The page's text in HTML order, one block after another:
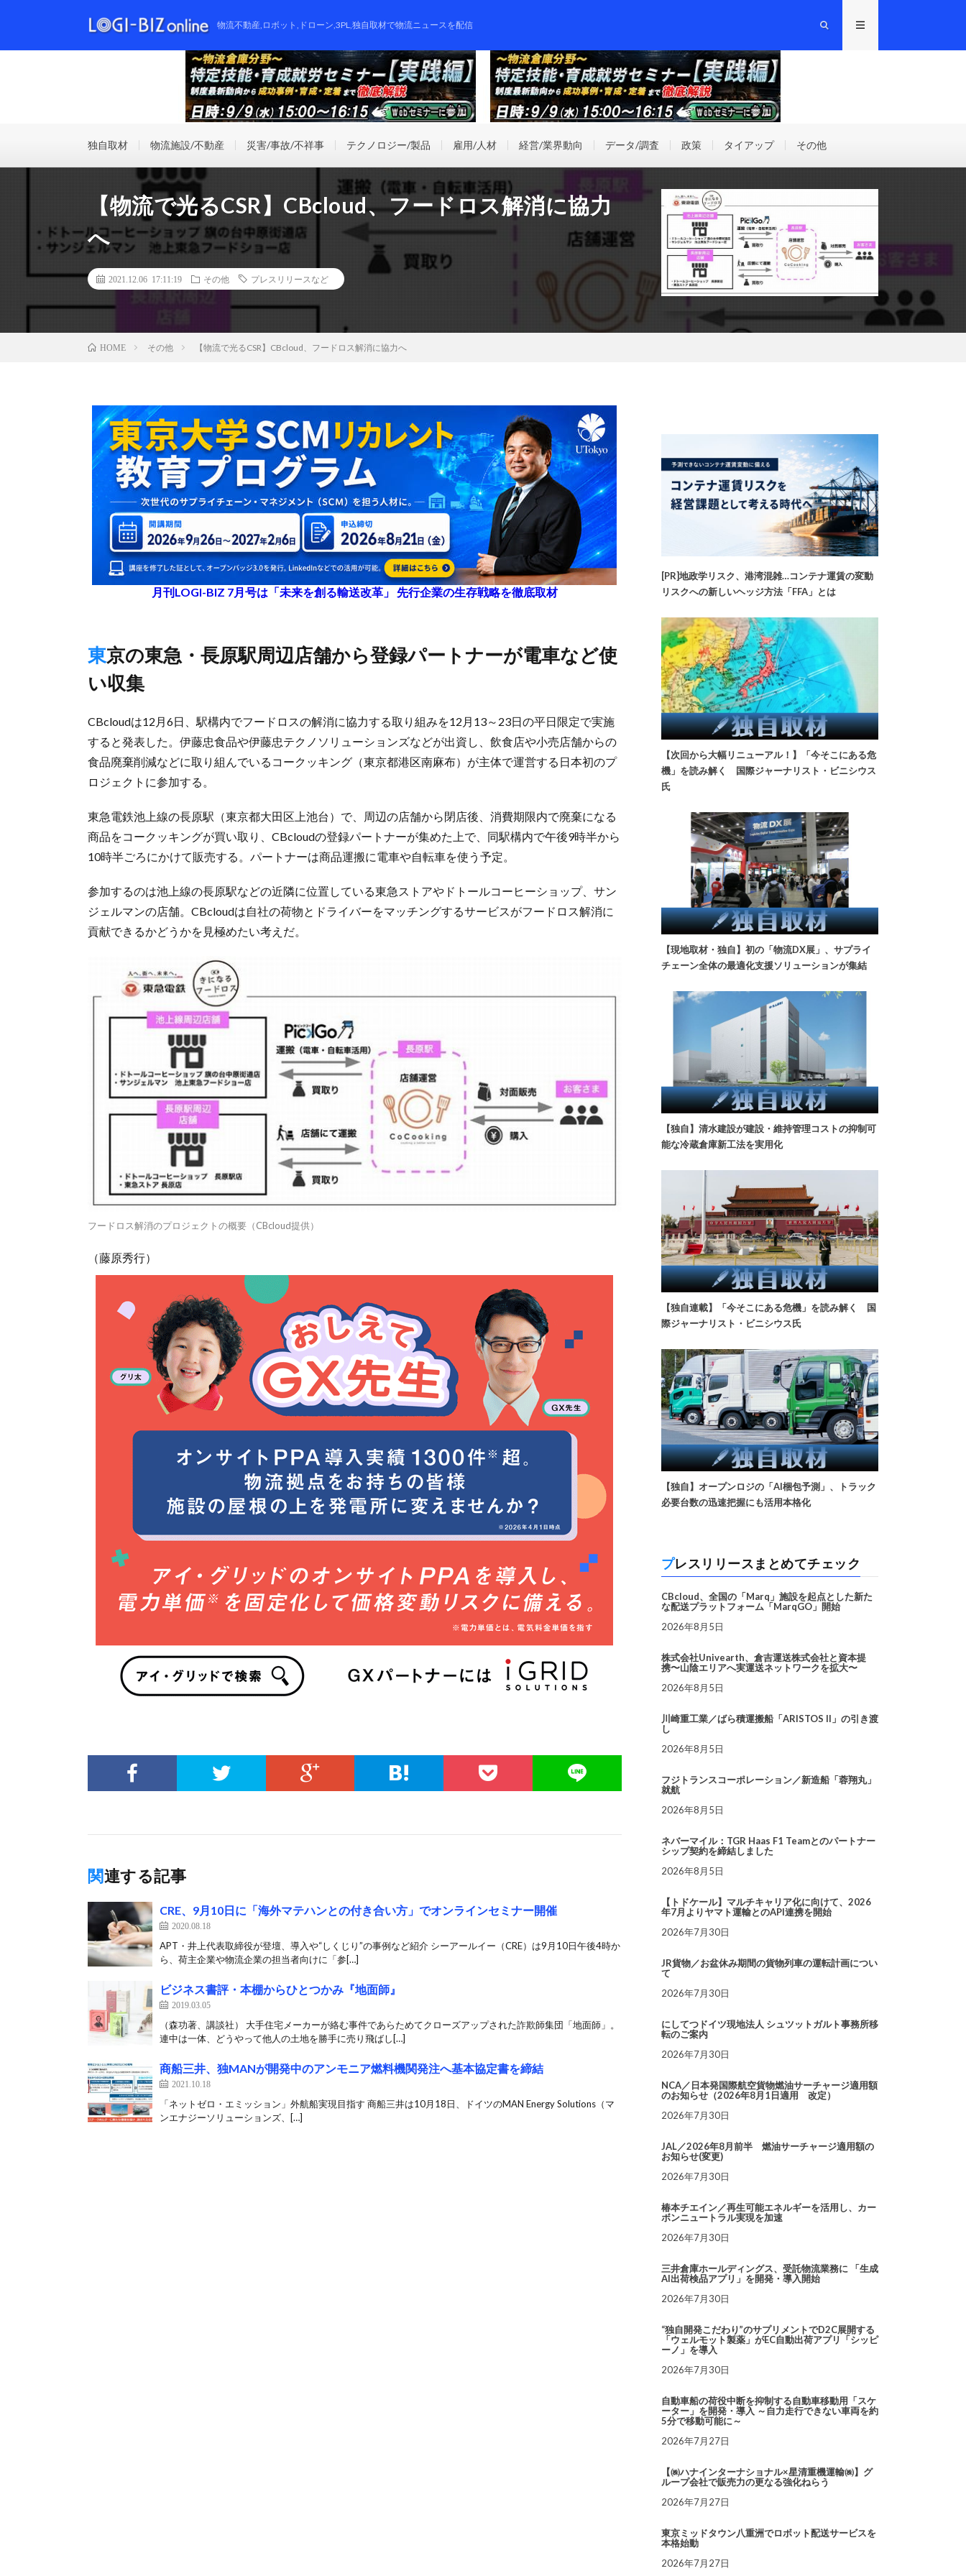
物流不動産,ロボット,ドローン,3PL,独自取材で物流ニュースを配信
独自取材 物流施設/不動産 災害/事故/不祥事 テクノロジー/製品 雇用/人材 経営/業界動向 データ/調査 政策 タイアップ その他
【物流で光るCSR】CBcloud、フードロス解消に協力
へ
2021.12.06 17:11:19 その他 プレスリリースなど
HOME その他 【物流で光るCSR】CBcloud、フードロス解消に協力へ
月刊LOGI-BIZ 7月号は「未来を創る輸送改革」 先行企業の生存戦略を徹底取材
東京の東急・長原駅周辺店舗から登録パートナーが電車など使
い収集
CBcloudは12月6日、駅構内でフードロスの解消に協力する取り組みを12月13～23日の平日限定で実施
すると発表した。伊藤忠食品や伊藤忠テクノソリューションズなどが出資し、飲食店や小売店舗からの
食品廃棄削減などに取り組んでいるコークッキング（東京都港区南麻布）が主体で運営する日本初のプ
ロジェクトに参加する。
東急電鉄池上線の長原駅（東京都大田区上池台）で、周辺の店舗から閉店後、消費期限内で廃棄になる
商品をコークッキングが買い取り、CBcloudの登録パートナーが集めた上で、同駅構内で午後9時半から
10時半ごろにかけて販売する。パートナーは商品運搬に電車や自転車を使う予定。
参加するのは池上線の長原駅などの近隣に位置している東急ストアやドトールコーヒーショップ、サン
ジェルマンの店舗。CBcloudは自社の荷物とドライバーをマッチングするサービスがフードロス解消に
貢献できるかどうかを見極めたい考えだ。
フードロス解消のプロジェクトの概要（CBcloud提供）
（藤原秀行）
関連する記事
CRE、9月10日に「海外マテハンとの付き合い方」でオンラインセミナー開催
2020.08.18
APT・井上代表取締役が登壇、導入や“しくじり”の事例など紹介 シーアールイー（CRE）は9月10日午後4時か
ら、荷主企業や物流企業の担当者向けに「参[…]
ビジネス書評・本棚からひとつかみ『地面師』
2019.03.05
（森功著、講談社） 大手住宅メーカーが絡む事件であらためてクローズアップされた詐欺師集団「地面師」。
連中は一体、どうやって他人の土地を勝手に売り飛ばし[…]
商船三井、独MANが開発中のアンモニア燃料機関発注へ基本協定書を締結
2021.10.18
「ネットゼロ・エミッション」外航船実現目指す 商船三井は10月18日、ドイツのMAN Energy Solutions（マ
ンエナジーソリューションズ、[…]
[PR]地政学リスク、港湾混雑…コンテナ運賃の変動
リスクへの新しいヘッジ方法「FFA」とは
【次回から大幅リニューアル！】「今そこにある危
機」を読み解く 国際ジャーナリスト・ビニシウス
氏
【現地取材・独自】初の「物流DX展」、サプライ
チェーン全体の最適化支援ソリューションが集結
【独自】清水建設が建設・維持管理コストの抑制可
能な冷蔵倉庫新工法を実用化
【独自連載】「今そこにある危機」を読み解く 国
際ジャーナリスト・ビニシウス氏
【独自】オープンロジの「AI梱包予測」、トラック
必要台数の迅速把握にも活用本格化
プレスリリースまとめてチェック
CBcloud、全国の「Marq」施設を起点とした新た
な配送プラットフォーム「MarqGO」開始
2026年8月5日
株式会社Univearth、倉吉運送株式会社と資本提
携〜山陰エリアへ実運送ネットワークを拡大〜
2026年8月5日
川崎重工業／ばら積運搬船「ARISTOS II」の引き渡
し
2026年8月5日
フジトランスコーポレーション／新造船「蓉翔丸」
就航
2026年8月5日
ネバーマイル：TGR Haas F1 Teamとのパートナー
シップ契約を締結しました
2026年8月5日
【トドケール】マルチキャリア化に向けて、2026
年7月よりヤマト運輸とのAPI連携を開始
2026年7月30日
JR貨物／お盆休み期間の貨物列車の運転計画につい
て
2026年7月30日
にしてつドイツ現地法人 シュツットガルト事務所移
転のご案内
2026年7月30日
NCA／日本発国際航空貨物燃油サーチャージ適用額
のお知らせ（2026年8月1日適用 改定）
2026年7月30日
JAL／2026年8月前半 燃油サーチャージ適用額の
お知らせ(変更)
2026年7月30日
椿本チエイン／再生可能エネルギーを活用し、カー
ボンニュートラル実現を加速
2026年7月30日
三井倉庫ホールディングス、受託物流業務に 「生成
AI出荷検品アプリ」を開発・導入開始
2026年7月30日
“独自開発こだわり”のサプリメントでD2C展開する
「ウェルモット製薬」がEC自動出荷アプリ「シッピ
ーノ」を導入
2026年7月30日
自動車船の荷役中断を抑制する自動車移動用「スケ
ーター」を開発・導入 ～自力走行できない車両を約
5分で移動可能に～
2026年7月27日
【㈱ハナインターナショナル×星清重機運輸㈱】グ
ループ会社で販売力の更なる強化ねらう
2026年7月27日
東京ミッドタウン八重洲でロボット配送サービスを
本格始動
2026年7月27日